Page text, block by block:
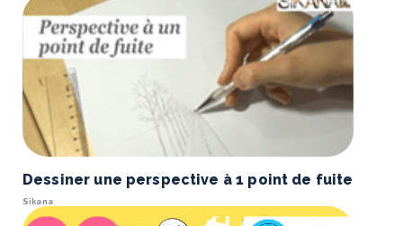
Dessiner une perspective à 1 point de fuite
Sikana